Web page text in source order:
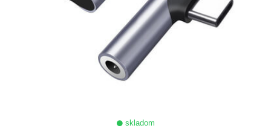
skladom